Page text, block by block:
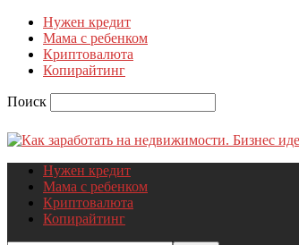
Нужен кредит
Мама с ребенком
Криптовалюта
Копирайтинг
Поиск
Нужен кредит
Мама с ребенком
Криптовалюта
Копирайтинг